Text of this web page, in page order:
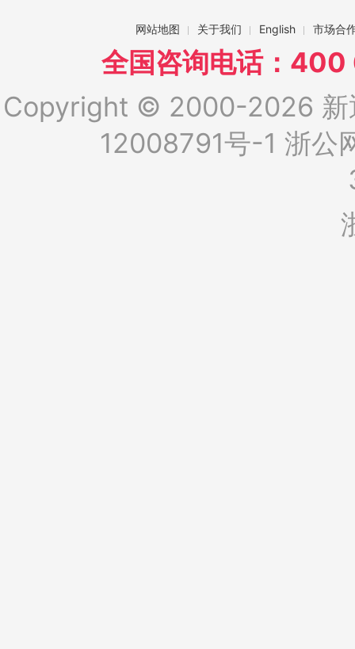
网站地图 关于我们 English 市场合
全国咨询电话：
Copyright © 2000-2026 新
12008791号-1 浙公